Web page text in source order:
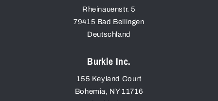
Rheinauenstr. 5
79415 Bad Bellingen
Deutschland
Burkle Inc.
155 Keyland Court
Bohemia, NY 11716